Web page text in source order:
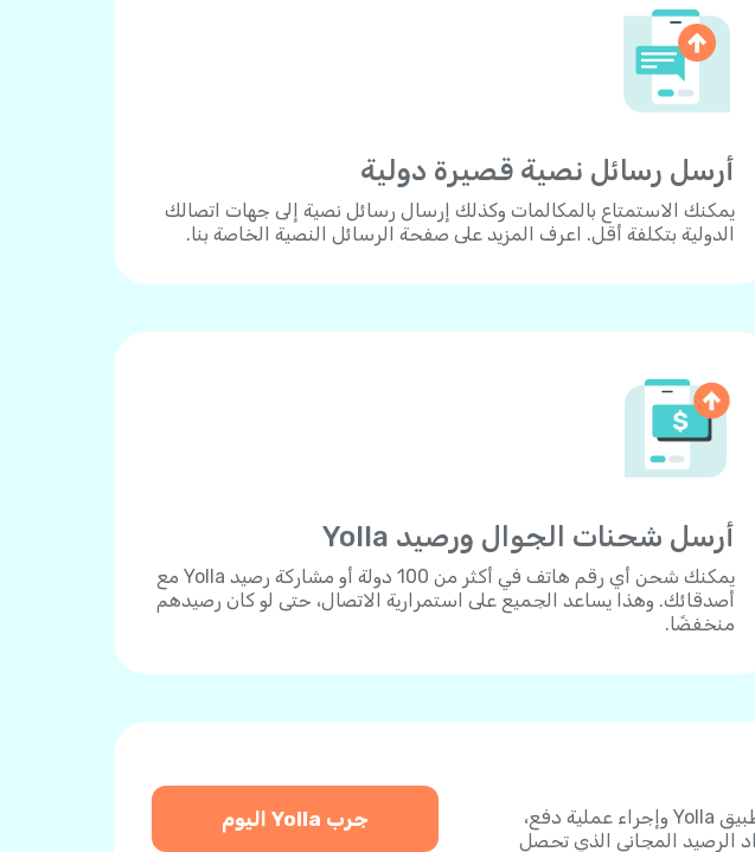
أرسل رسائل نصية قصيرة دولية
يمكنك الاستمتاع بالمكالمات وكذلك إرسال رسائل نصية إلى جهات اتصالك
الدولية بتكلفة أقل. اعرف المزيد على صفحة الرسائل النصية الخاصة بنا.
أرسل شحنات الجوال ورصيد Yolla
يمكنك شحن أي رقم هاتف في أكثر من 100 دولة أو مشاركة رصيد Yolla مع
أصدقائك. وهذا يساعد الجميع على استمرارية الاتصال، حتى لو كان رصيدهم
منخفضًا.
شارك رابط الدعوة الشخصي الخاص بك. عندما يقوم صديقك بتثبيت تطبيق Yolla وإجراء عملية دفع،
زاد الرصيد المجاني الذي تحصل
جرب Yolla اليوم